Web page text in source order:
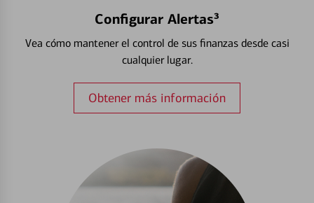
Configurar Alertas³
Vea cómo mantener el control de sus finanzas desde casi
cualquier lugar.
Obtener más información